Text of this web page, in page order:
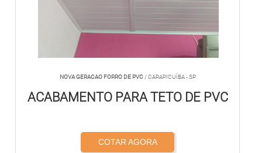
NOVA GERACAO FORRO DE PVC/ CARAPICUÍBA - SP
ACABAMENTO PARA TETO DE PVC
COTAR AGORA